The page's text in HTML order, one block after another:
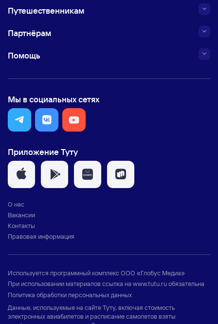
Путешественникам
Партнёрам
Помощь
Мы в социальных сетях
Приложение Туту
О нас
Вакансии
Контакты
Правовая информация
Используется программный комплексООО «Глобус Медиа»
При использовании материалов ссылка на www.tutu.ruобязательна
Политика обработки персональных данных
Данные, используемые на сайте Туту, включая стоимость
электронных авиабилетов и расписание самолетов взяты